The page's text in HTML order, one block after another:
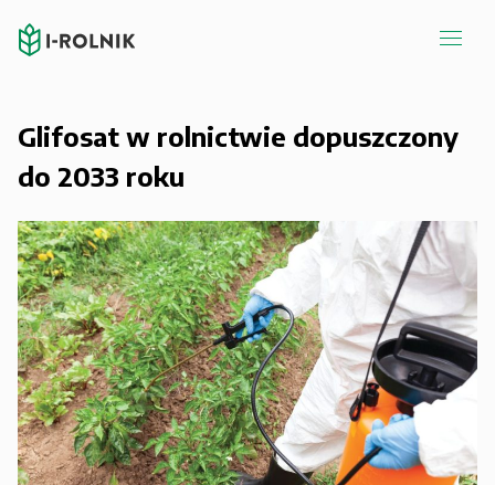
Glifosat w rolnictwie dopuszczony
do 2033 roku